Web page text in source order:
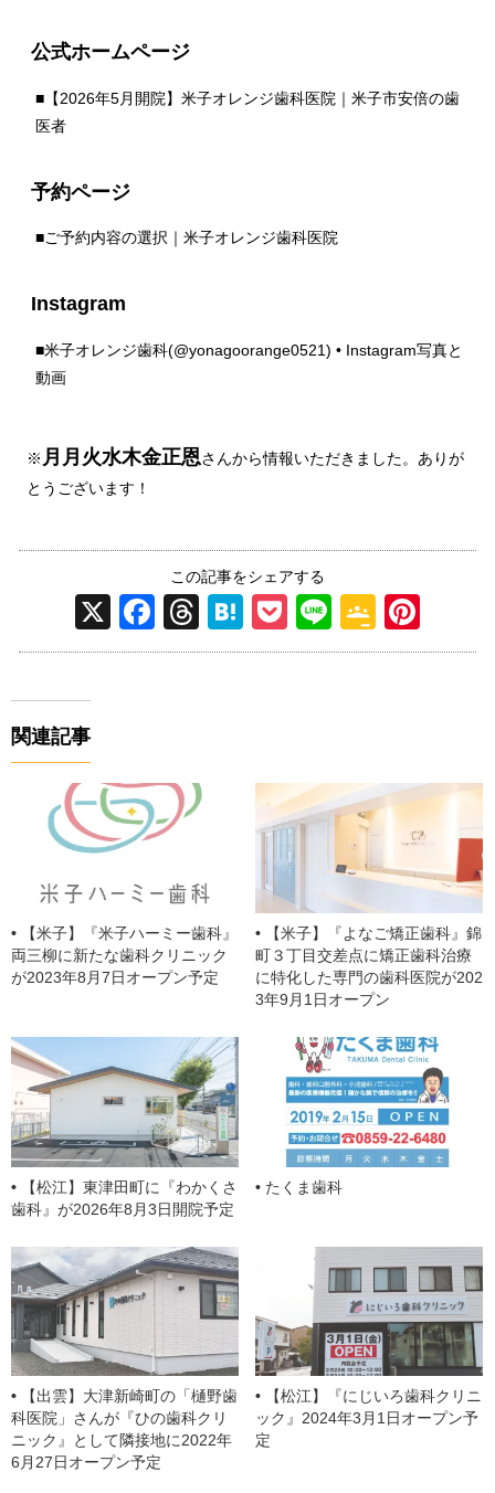
公式ホームページ
■【2026年5月開院】米子オレンジ歯科医院｜米子市安倍の歯
医者
予約ページ
■ご予約内容の選択｜米子オレンジ歯科医院
Instagram
■米子オレンジ歯科(@yonagoorange0521) • Instagram写真と
動画
※ 月月火水木金正恩さんから情報いただきました。ありが
とうございます！
この記事をシェアする
X
F
a
o
o
T
hr
H
at
P
o
Li
n
G
o
Cl
a
ss
ro
o
m
nt
関連記事
【米子】『米子ハーミー歯科』
両三柳に新たな歯科クリニック
が2023年8月7日オープン予定
【米子】『よなご矯正歯科』錦
町３丁目交差点に矯正⻭科治療
に特化した専⾨の⻭科医院が202
3年9月1日オープン
【松江】東津田町に『わかくさ
歯科』が2026年8月3日開院予定
たくま歯科
【出雲】大津新崎町の「樋野歯
科医院」さんが『ひの歯科クリ
ニック』として隣接地に2022年
6月27日オープン予定
【松江】『にじいろ歯科クリニ
ック』2024年3月1日オープン予
定